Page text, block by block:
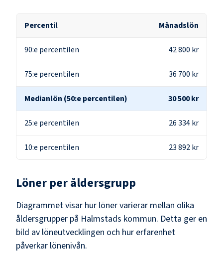
Percentil Månadslön
90:e percentilen 42 800 kr
75:e percentilen 36 700 kr
Medianlön (50:e percentilen) 30 500 kr
25:e percentilen 26 334 kr
10:e percentilen 23 892 kr
Löner per åldersgrupp
Diagrammet visar hur löner varierar mellan olika
åldersgrupper på Halmstads kommun. Detta ger en
bild av löneutvecklingen och hur erfarenhet
påverkar lönenivån.